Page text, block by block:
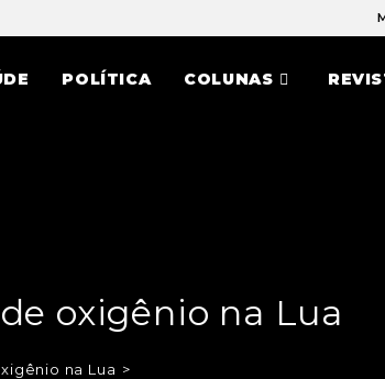
POLÍTICA COLUNAS
oxigênio na Lua
na Lua >